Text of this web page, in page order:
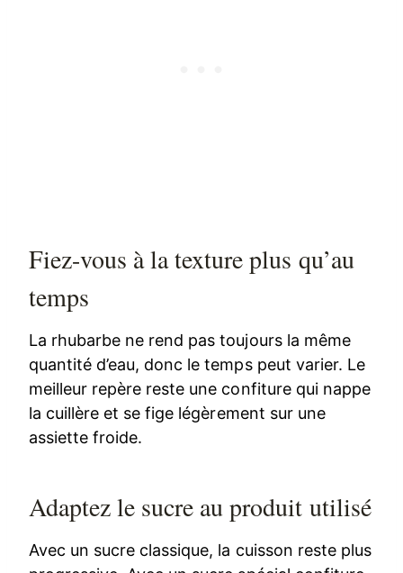
Fiez-vous à la texture plus qu’au
temps
La rhubarbe ne rend pas toujours la même
quantité d’eau, donc le temps peut varier. Le
meilleur repère reste une confiture qui nappe
la cuillère et se fige légèrement sur une
assiette froide.
Adaptez le sucre au produit utilisé
Avec un sucre classique, la cuisson reste plus